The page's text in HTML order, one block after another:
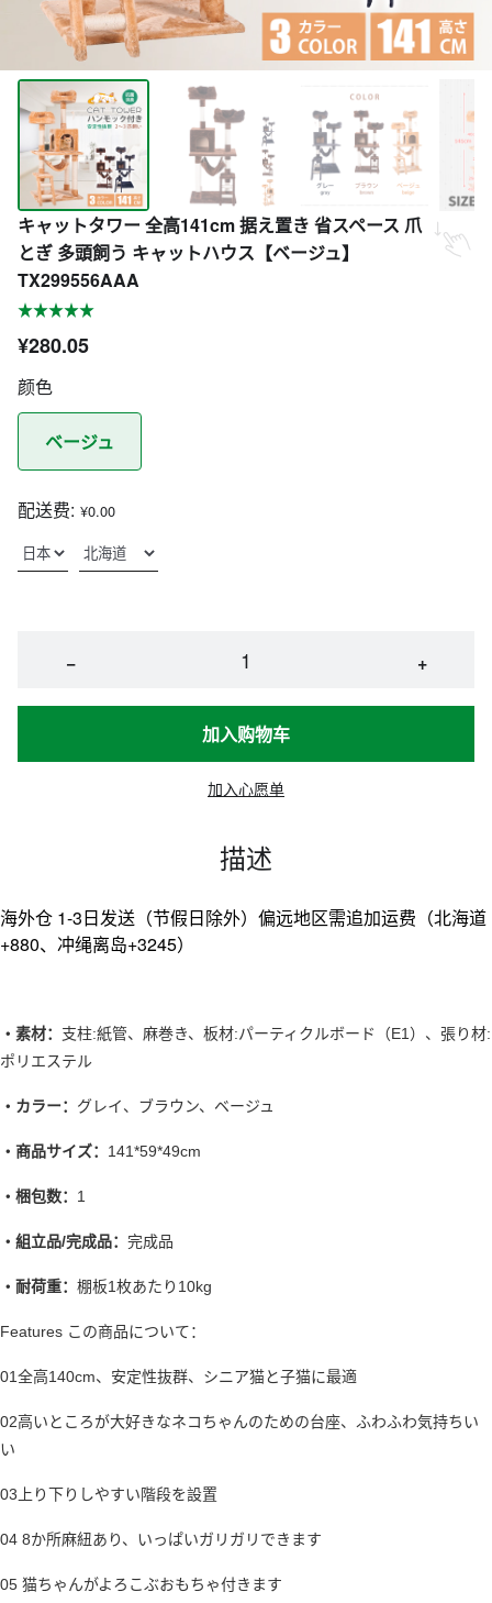
キャットタワー 全高141cm 据え置き 省スペース 爪
とぎ 多頭飼う キャットハウス【ベージュ】
TX299556AAA
¥280.05
颜色
ベージュ
配送费: ¥0.00
− +
加入购物车
加入心愿单
描述
海外仓 1-3日发送（节假日除外）偏远地区需追加运费（北海道
+880、冲绳离岛+3245）
・素材： 支柱:紙管、麻巻き、板材:パーティクルボード（E1）、張り材:
ポリエステル
・カラー： グレイ、ブラウン、ベージュ
・商品サイズ： 141*59*49cm
・梱包数： 1
・組立品/完成品： 完成品
・耐荷重： 棚板1枚あたり10kg
Features この商品について：
01全高140cm、安定性抜群、シニア猫と子猫に最適
02高いところが大好きなネコちゃんのための台座、ふわふわ気持ちい
い
03上り下りしやすい階段を設置
04 8か所麻紐あり、いっぱいガリガリできます
05 猫ちゃんがよろこぶおもちゃ付きます